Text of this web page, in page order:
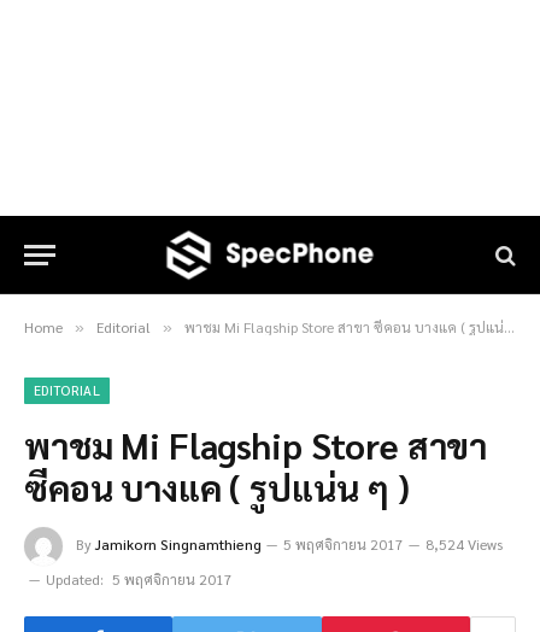
Home » Editorial » พาชม Mi Flagship Store สาขา ซีคอน บางแค ( รูปแน่น ๆ )
EDITORIAL
พาชม Mi Flagship Store สาขา
ซีคอน บางแค ( รูปแน่น ๆ )
ByJamikorn Singnamthieng 5 พฤศจิกายน 2017
8,524 Views
Updated: 5 พฤศจิกายน 2017